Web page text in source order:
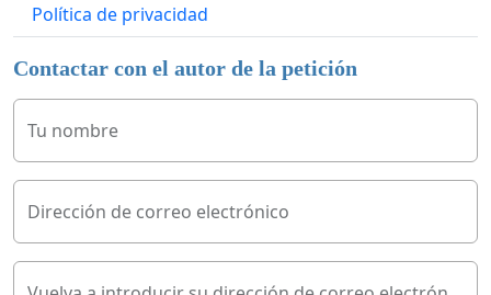
Política de privacidad
Contactar con el autor de la petición
Tu nombre
Dirección de correo electrónico